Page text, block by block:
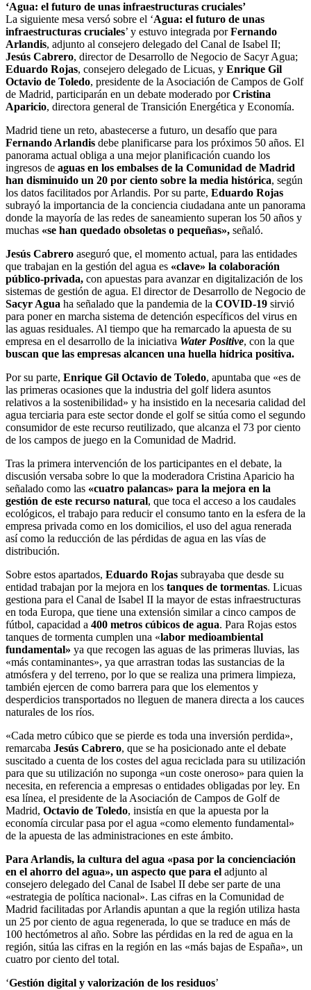
‘Agua: el futuro de unas infraestructuras cruciales’
La siguiente mesa versó sobre el ‘Agua: el futuro de unas
infraestructuras cruciales’ y estuvo integrada porFernando
Arlandis, adjunto al consejero delegado del Canal de Isabel II;
Jesús Cabrero, director de Desarrollo de Negocio de Sacyr Agua;
Eduardo Rojas, consejero delegado de Licuas, y Enrique Gil
Octavio de Toledo, presidente de la Asociación de Campos de Golf
de Madrid, participarán en un debate moderado porCristina
Aparicio, directora general de Transición Energética y Economía.
Madrid tiene un reto, abastecerse a futuro, un desafío que para
Fernando Arlandis debe planificarse para los próximos 50 años. El
panorama actual obliga a una mejor planificación cuando los
ingresos de aguas en los embalses de la Comunidad de Madrid
han disminuido un 20 por ciento sobre la media histórica, según
los datos facilitados por Arlandis. Por su parte, Eduardo Rojas
subrayó la importancia de la conciencia ciudadana ante un panorama
donde la mayoría de las redes de saneamiento superan los 50 años y
muchas «se han quedado obsoletas o pequeñas», señaló.
Jesús Cabrero aseguró que, el momento actual, para las entidades
que trabajan en la gestión del agua es «clave» la colaboración
público-privada, con apuestas para avanzar en digitalización de los
sistemas de gestión de agua. El director de Desarrollo de Negocio de
Sacyr Agua ha señalado que la pandemia de la COVID-19 sirvió
para poner en marcha sistema de detención específicos del virus en
las aguas residuales. Al tiempo que ha remarcado la apuesta de su
empresa en el desarrollo de la iniciativa Water Positive, con la que
buscan que las empresas alcancen una huella hídrica positiva.
Por su parte, Enrique Gil Octavio de Toledo, apuntaba que «es de
las primeras ocasiones que la industria del golf lidera asuntos
relativos a la sostenibilidad» y ha insistido en la necesaria calidad del
agua terciaria para este sector donde el golf se sitúa como el segundo
consumidor de este recurso reutilizado, que alcanza el 73 por ciento
de los campos de juego en la Comunidad de Madrid.
Tras la primera intervención de los participantes en el debate, la
discusión versaba sobre lo que la moderadora Cristina Aparicio ha
señalado como las «cuatro palancas» para la mejora en la
gestión de este recurso natural, que toca el acceso a los caudales
ecológicos, el trabajo para reducir el consumo tanto en la esfera de la
empresa privada como en los domicilios, el uso del agua renerada
así como la reducción de las pérdidas de agua en las vías de
distribución.
Sobre estos apartados, Eduardo Rojas subrayaba que desde su
entidad trabajan por la mejora en los tanques de tormentas. Licuas
gestiona para el Canal de Isabel II la mayor de estas infraestructuras
en toda Europa, que tiene una extensión similar a cinco campos de
fútbol, capacidad a 400 metros cúbicos de agua. Para Rojas estos
tanques de tormenta cumplen una «labor medioambiental
fundamental» ya que recogen las aguas de las primeras lluvias, las
«más contaminantes», ya que arrastran todas las sustancias de la
atmósfera y del terreno, por lo que se realiza una primera limpieza,
también ejercen de como barrera para que los elementos y
desperdicios transportados no lleguen de manera directa a los cauces
naturales de los ríos.
«Cada metro cúbico que se pierde es toda una inversión perdida»,
remarcaba Jesús Cabrero, que se ha posicionado ante el debate
suscitado a cuenta de los costes del agua reciclada para su utilización
para que su utilización no suponga «un coste oneroso» para quien la
necesita, en referencia a empresas o entidades obligadas por ley. En
esa línea, el presidente de la Asociación de Campos de Golf de
Madrid, Octavio de Toledo, insistía en que la apuesta por la
economía circular pasa por el agua «como elemento fundamental»
de la apuesta de las administraciones en este ámbito.
Para Arlandis, la cultura del agua «pasa por la concienciación
en el ahorro del agua», un aspecto que para el adjunto al
consejero delegado del Canal de Isabel II debe ser parte de una
«estrategia de política nacional». Las cifras en la Comunidad de
Madrid facilitadas por Arlandis apuntan a que la región utiliza hasta
un 25 por ciento de agua regenerada, lo que se traduce en más de
100 hectómetros al año. Sobre las pérdidas en la red de agua en la
región, sitúa las cifras en la región en las «más bajas de España», un
cuatro por ciento del total.
‘Gestión digital y valorización de los residuos’